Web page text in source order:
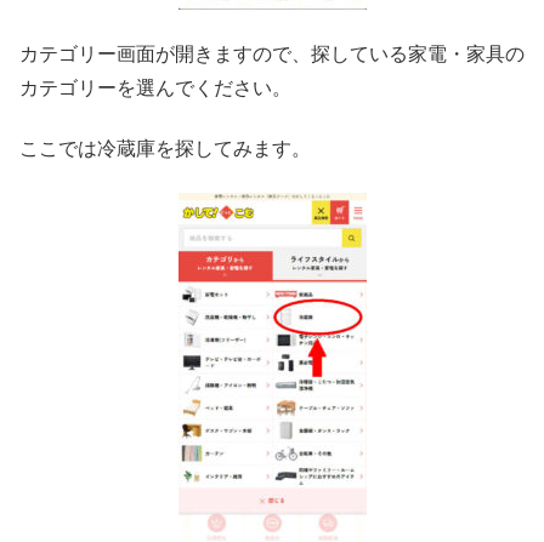
カテゴリー画面が開きますので、探している家電・家具の
カテゴリーを選んでください。
ここでは冷蔵庫を探してみます。